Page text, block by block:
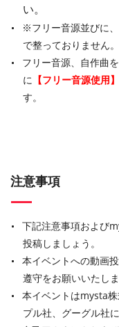
い。
※フリー音源並びに
で整っておりません
フリー音源、自作曲
に 【フリー音源使用
す。
注意事項
下記注意事項および
投稿しましょう。
本イベントへの動画
遵守をお願いいたしま
本イベントはmysta
プル社、グーグル社